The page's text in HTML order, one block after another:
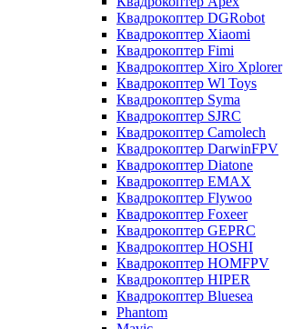
Квадрокоптер DGRobot
Квадрокоптер Xiaomi
Квадрокоптер Fimi
Квадрокоптер Xiro Xplorer
Квадрокоптер Wl Toys
Квадрокоптер Syma
Квадрокоптер SJRC
Квадрокоптер Camolech
Квадрокоптер DarwinFPV
Квадрокоптер Diatone
Квадрокоптер EMAX
Квадрокоптер Flywoo
Квадрокоптер Foxeer
Квадрокоптер GEPRC
Квадрокоптер HOSHI
Квадрокоптер HOMFPV
Квадрокоптер HIPER
Квадрокоптер Bluesea
Phantom